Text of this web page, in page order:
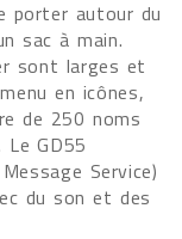
porter autour du
sac à main.
sont larges et
en icônes,
de 250 noms
GD55
Service)
du son et des